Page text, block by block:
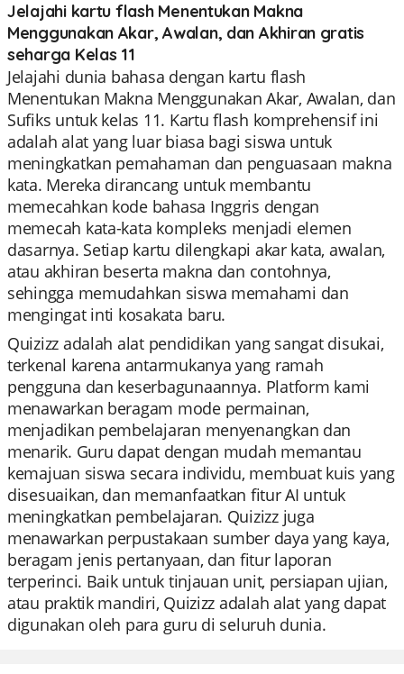
Jelajahi kartu flash Menentukan Makna
Menggunakan Akar, Awalan, dan Akhiran gratis
seharga Kelas 11
Jelajahi dunia bahasa dengan kartu flash
Menentukan Makna Menggunakan Akar, Awalan, dan
Sufiks untuk kelas 11. Kartu flash komprehensif ini
adalah alat yang luar biasa bagi siswa untuk
meningkatkan pemahaman dan penguasaan makna
kata. Mereka dirancang untuk membantu
memecahkan kode bahasa Inggris dengan
memecah kata-kata kompleks menjadi elemen
dasarnya. Setiap kartu dilengkapi akar kata, awalan,
atau akhiran beserta makna dan contohnya,
sehingga memudahkan siswa memahami dan
mengingat inti kosakata baru.
Quizizz adalah alat pendidikan yang sangat disukai,
terkenal karena antarmukanya yang ramah
pengguna dan keserbagunaannya. Platform kami
menawarkan beragam mode permainan,
menjadikan pembelajaran menyenangkan dan
menarik. Guru dapat dengan mudah memantau
kemajuan siswa secara individu, membuat kuis yang
disesuaikan, dan memanfaatkan fitur AI untuk
meningkatkan pembelajaran. Quizizz juga
menawarkan perpustakaan sumber daya yang kaya,
beragam jenis pertanyaan, dan fitur laporan
terperinci. Baik untuk tinjauan unit, persiapan ujian,
atau praktik mandiri, Quizizz adalah alat yang dapat
digunakan oleh para guru di seluruh dunia.